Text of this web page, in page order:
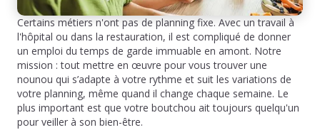
Certains métiers n'ont pas de planning fixe. Avec un travail à
l'hôpital ou dans la restauration, il est compliqué de donner
un emploi du temps de garde immuable en amont. Notre
mission : tout mettre en œuvre pour vous trouver une
nounou qui s’adapte à votre rythme et suit les variations de
votre planning, même quand il change chaque semaine. Le
plus important est que votre boutchou ait toujours quelqu'un
pour veiller à son bien-être.